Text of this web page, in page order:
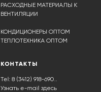
РАСХОДНЫЕ МАТЕРИАЛЫ К
ВЕНТИЛЯЦИИ
КОНДИЦИОНЕРЫ ОПТОМ
ТЕПЛОТЕХНИКА ОПТОМ
КОНТАКТЫ
Tel: 8 (3412) 918-690..
Узнать e-mail здесь